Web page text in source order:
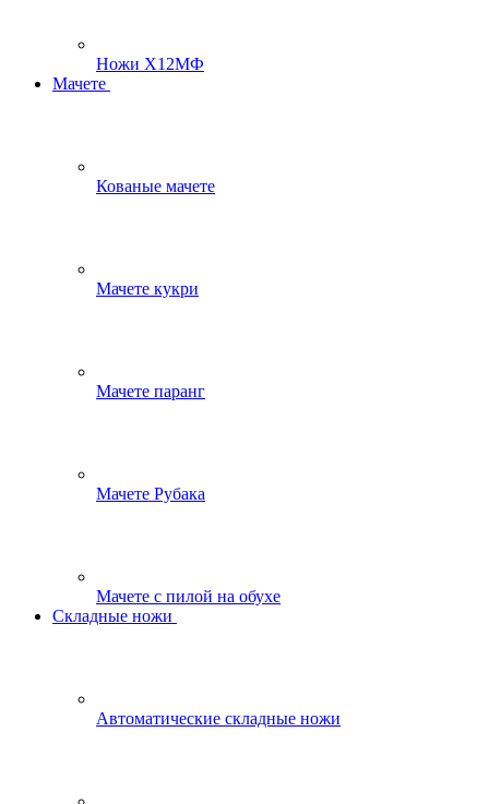
Ножи Х12МФ
Мачете
Кованые мачете
Мачете кукри
Мачете паранг
Мачете Рубака
Мачете с пилой на обухе
Складные ножи
Автоматические складные ножи